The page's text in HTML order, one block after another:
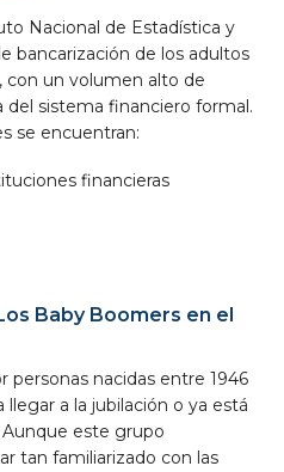
Nacional de Estadística y
bancarización de los adultos
con un volumen alto de
del sistema financiero formal.
se encuentran:
financieras
Baby Boomers en el
nacidas entre 1946
a la jubilación o ya está
Aunque este grupo
tan familiarizado con las